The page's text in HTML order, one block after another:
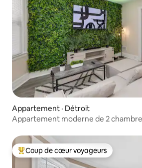
Appartement · Détroit
Appartement moderne de 2
Coup de cœur voyageurs parmi les
Coup de cœur voyageurs